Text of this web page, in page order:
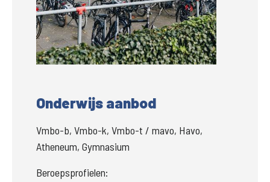
Onderwijs aanbod
Vmbo-b, Vmbo-k, Vmbo-t / mavo, Havo,
Atheneum, Gymnasium
Beroepsprofielen: